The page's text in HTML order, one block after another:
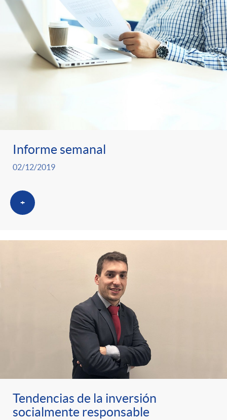
Informe semanal
02/12/2019
+
Tendencias de la inversión
socialmente responsable